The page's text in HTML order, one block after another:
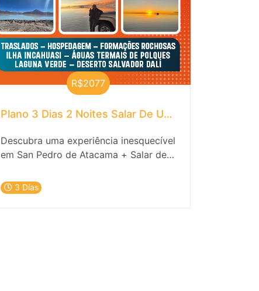
R$2077
Plano 3 Dias 2 Noites Salar De Uyuni (saída Em
Descubra uma experiência inesquecível
em San Pedro de Atacama + Salar de
hospedagem e passeios emocionantes!
Está pronto para se mergulhar na
3 Días